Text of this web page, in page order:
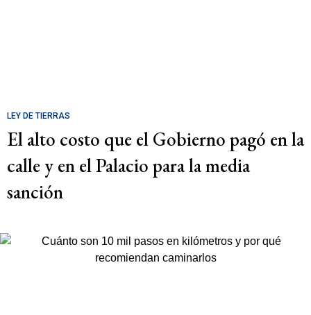
LEY DE TIERRAS
El alto costo que el Gobierno pagó en la
calle y en el Palacio para la media
sanción